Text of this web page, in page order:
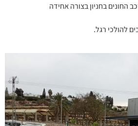
החונים בחניון בצורה אחידה
להולכי רגל.